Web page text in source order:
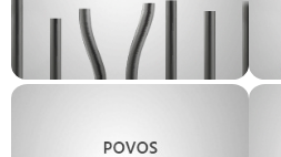
Situação de Prisão
e Enfretamento à
Tortura